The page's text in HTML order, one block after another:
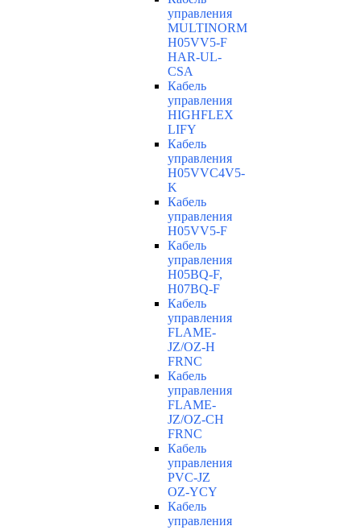
управления
MULTINORM
H05VV5-F
HAR-UL-
CSA
Кабель
управления
HIGHFLEX
LIFY
Кабель
управления
H05VVC4V5-
K
Кабель
управления
H05VV5-F
Кабель
управления
H05BQ-F,
H07BQ-F
Кабель
управления
FLAME-
JZ/OZ-H
FRNC
Кабель
управления
FLAME-
JZ/OZ-CH
FRNC
Кабель
управления
PVC-JZ
OZ-YCY
Кабель
управления